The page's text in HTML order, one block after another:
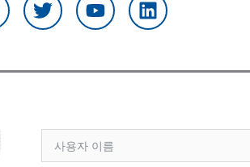
터
브
드
인